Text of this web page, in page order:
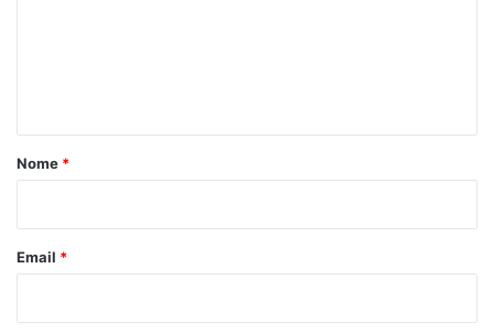
o
Nome *
Email *